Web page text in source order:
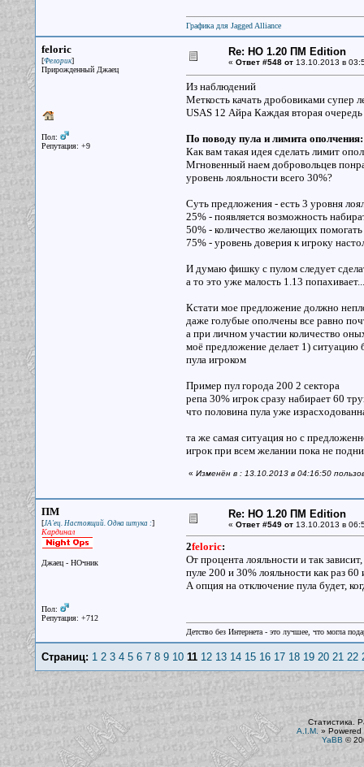
Графика для Jagged Alliance
feloric
[Фелорик]
Прирожденный Джаец
Пол:
Репутация: +9
Re: НО 1.20 ПМ Edition
« Ответ #548 от13.10.2013 в
Из наблюдений
Меткость качать дробовиками супер
USAS 12 Айра Каждая вторая
По поводу пула и лимита ополчения:
Как вам такая идея сделать лимит
Мгновенный наем добровольцев
уровень лояльности всего 30%?
Суть предложения - есть 3 уровня
25% - появляется возможность
50% - количество желающих помогать
75% - уровень доверия к игроку
И думаю фишку с пулом следует
а то это уже малость 1.13 попахивает...
Кстати мое предложение должно
даже голубые ополчены все равно
а при личном участии количество
моё предложение делает 1)
пула игроком
Пример пул города 200 2 сектора
репа 30% игрок сразу набирает 60
что половина пула уже
та же самая ситуация но с
игрок при всем желании пока не
« Изменён в : 13.10.2013 в 04:16:50
ПМ
[JA'ец. Настоящий. Одна штука :]
Кардинал
Джаец - НОчник
Пол:
Репутация: +712
Re: НО 1.20 ПМ Edition
« Ответ #549 от13.10.2013 в
2feloric:
От процента лояльности и так
пуле 200 и 30% лояльности как раз 60
А опция на отключение пула будет,
Детство без Интернета - это лучшее, что могла
Страниц: 1 2 3 4 5 6 7 8 9 10 11 12 13 14 15 16 17 18 19 20 21 22
Статистика.
A.I.M. » Powered
YaBB ©